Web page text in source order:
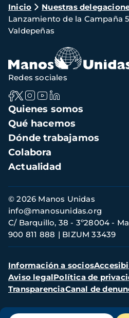
Ruta
de
navegación
Inicio Nuestras
Lanzamiento de la Campaña
Valdepeñas
Navegación
principal
Quienes somos
Qué hacemos
Dónde trabajamos
Colabora
Actualidad
Redes sociales
Información
de
contacto
© 2026 Manos Unidas
C/ Barquillo, 38 - 3º28004 -
900 811 888
BIZUM 33439
info@manosunidas.org
Menú
secundario
Información a socios
Aviso legalPolítica de
TransparenciaCanal de